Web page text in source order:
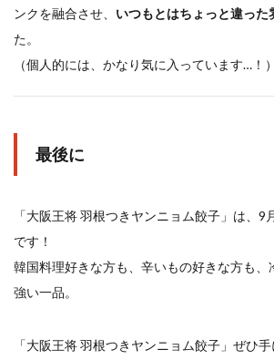
ンクを融合させ、 いつもとはちょっと違った
た。
（個人的には、かなり気に入っています…！）
最後に
「大阪王将 羽根つきヤンニョム餃子」は、9
です！
韓国料理好きな方も、辛いもの好きな方も、
強い一品。
「大阪王将 羽根つきヤンニョム餃子」ぜひ